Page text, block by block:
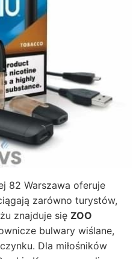
82 Warszawa oferuje
zarówno turystów,
znajduje się ZOO
bulwary wiślane,
Dla miłośników